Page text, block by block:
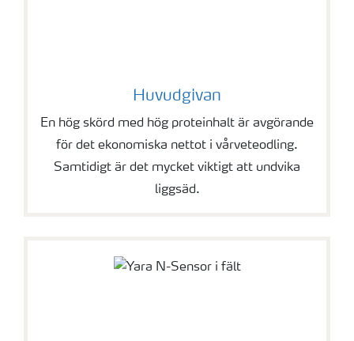
Huvudgivan
En hög skörd med hög proteinhalt är avgörande
för det ekonomiska nettot i vårveteodling.
Samtidigt är det mycket viktigt att undvika
liggsäd.